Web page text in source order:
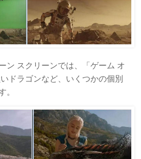
ン スクリーンでは、「ゲーム オ
ドラゴンなど、いくつかの個別
。